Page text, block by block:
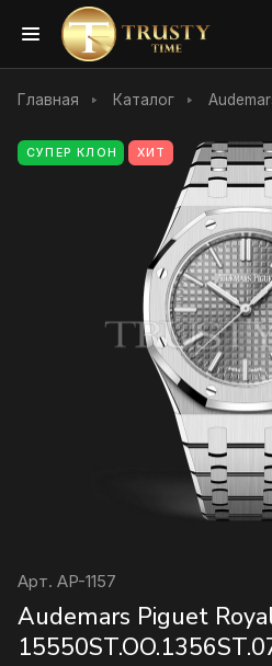
Главная Каталог
СУПЕР КЛОН ХИТ
Арт. AP-1157
Audemars Piguet